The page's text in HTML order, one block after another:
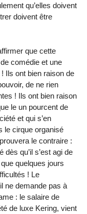
qu’elles doivent
doivent être
que cette
comédie et une
Ils ont bien raison de
de ne rien
! Ils ont bien raison
le un pourcent de
et qui s’en
le cirque organisé
le contraire :
qu’il s’est agi de
quelques jours
! Le
ne demande pas à
: le salaire de
de luxe Kering, vient